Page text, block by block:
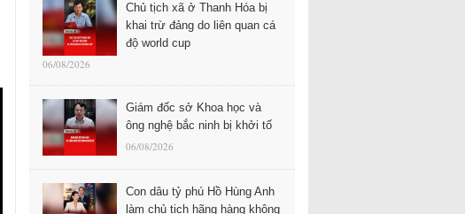
Chủ tịch xã ở Thanh Hóa bị
khai trừ đảng do liên quan cá
độ world cup
06/08/2026
Giám đốc sở Khoa học và
ông nghệ bắc ninh bị khởi tố
06/08/2026
Con dâu tỷ phú Hồ Hùng Anh
làm chủ tịch hãng hàng không